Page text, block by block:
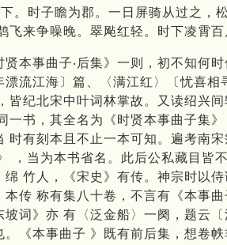
时子瞻为郡。一日屏骑从过之，
飞来争噪晚。翠飐红轻。时下凌霄
本事曲子‧后集》一则，初不知何
流江海〕篇、〈满江红〉〔忧喜
纪北宋中叶词林掌故。又读绍兴
书，其全名为《时贤本事曲子集
有刻本且不止一本可知。遍考南宋
，当为本书省名。此后公私藏目皆
竹人，《宋史》有传。神宗时以
传 称有集八十卷，不言有《本事
词》亦 有〈泛金船〉一阕，题云
《本事曲子 》既有前后集，想卷